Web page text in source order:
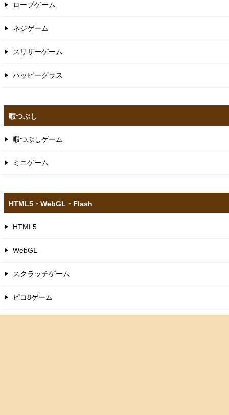
ロープゲーム
ネジゲーム
スリザーゲーム
ハッピーグラス
暇つぶし
暇つぶしゲーム
ミニゲーム
HTML5​・WebGL​・Flash
HTML5
WebGL
スクラッチゲーム
ピコ8ゲーム